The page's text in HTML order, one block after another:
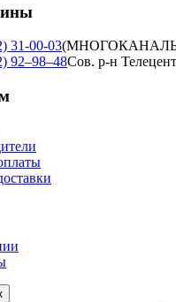
31-00-03
92–98–48Сов. р-н